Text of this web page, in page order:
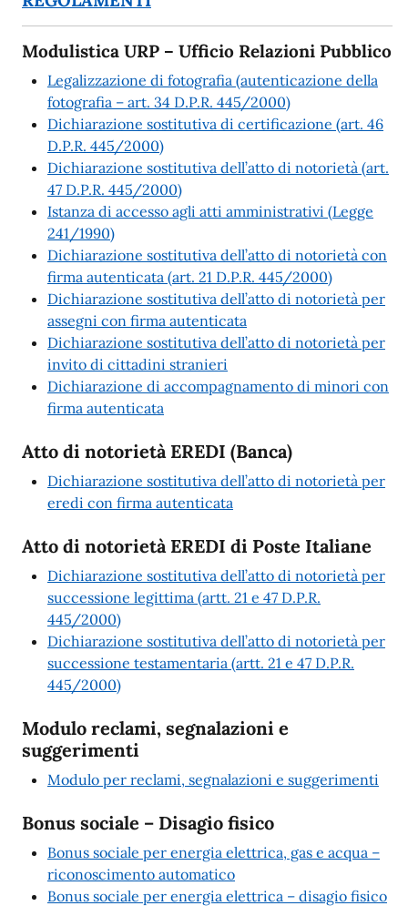
Modulistica URP – Ufficio Relazioni Pubblico
Legalizzazione di fotografia (autenticazione della
fotografia – art. 34 D.P.R. 445/2000)
Dichiarazione sostitutiva di certificazione (art. 46
D.P.R. 445/2000)
Dichiarazione sostitutiva dell’atto di notorietà (art.
47 D.P.R. 445/2000)
Istanza di accesso agli atti amministrativi (Legge
241/1990)
Dichiarazione sostitutiva dell’atto di notorietà con
firma autenticata (art. 21 D.P.R. 445/2000)
Dichiarazione sostitutiva dell’atto di notorietà per
assegni con firma autenticata
Dichiarazione sostitutiva dell’atto di notorietà per
invito di cittadini stranieri
Dichiarazione di accompagnamento di minori con
firma autenticata
Atto di notorietà EREDI (Banca)
Dichiarazione sostitutiva dell’atto di notorietà per
eredi con firma autenticata
Atto di notorietà EREDI di Poste Italiane
Dichiarazione sostitutiva dell’atto di notorietà per
successione legittima (artt. 21 e 47 D.P.R.
445/2000)
Dichiarazione sostitutiva dell’atto di notorietà per
successione testamentaria (artt. 21 e 47 D.P.R.
445/2000)
Modulo reclami, segnalazioni e
suggerimenti
Modulo per reclami, segnalazioni e suggerimenti
Bonus sociale – Disagio fisico
Bonus sociale per energia elettrica, gas e acqua –
riconoscimento automatico
Bonus sociale per energia elettrica – disagio fisico